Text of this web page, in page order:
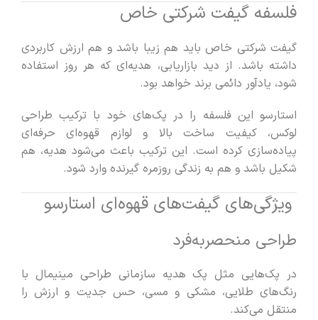
فلسفه گیفت شرکتی خاص
گیفت شرکتی خاص باید هم زیبا باشد و هم ارزش کاربردی
داشته باشد. از دید بازاریابی، هدیه‌ای که هر روز استفاده
شود، یادآور دائمی برند خواهد بود.
استارسو این فلسفه را در پک‌های خود با ترکیب طراحی
لوکس، کیفیت ساخت بالا و لوازم قهوه‌ای حرفه‌ای
پیاده‌سازی کرده است. این ترکیب باعث می‌شود هدیه، هم
شکیل باشد و هم به زندگی روزمره گیرنده وارد شود.
ویژگی‌های گیفت‌های قهوه‌ای استارسو
طراحی منحصربه‌فرد
در پک‌هایی مثل پک هدیه سازمانی طراحی مینیمال با
رنگ‌های طلایی، مشکی و مسی، حس جدیت و ارزش را
منتقل می‌کند.